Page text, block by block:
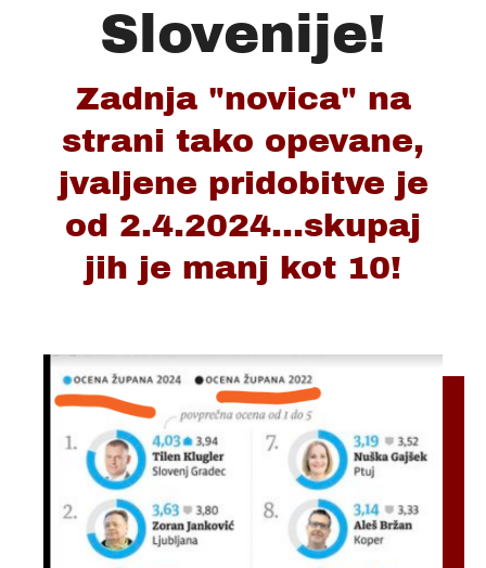
Slovenije!
Zadnja "novica" na
strani tako opevane,
jvaljene pridobitve je
od 2.4.2024...skupaj
jih je manj kot 10!